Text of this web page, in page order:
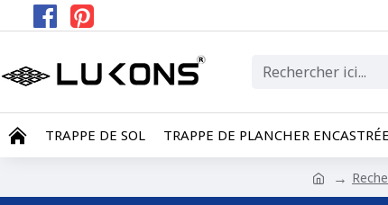
TRAPPE DE SOL TRAPPE DE PLANCHER ENCASTRÉE